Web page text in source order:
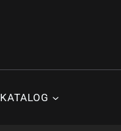
KATALOG